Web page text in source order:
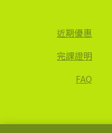
近期優惠
完課證明
FAQ